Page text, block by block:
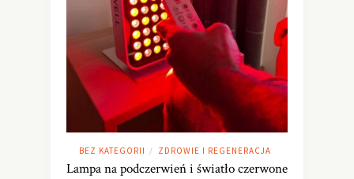
BEZ KATEGORII / ZDROWIE I REGENERACJA
Lampa na podczerwień i światło czerwone